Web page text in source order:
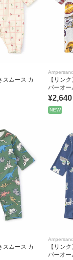
スムース カ
Ampersand
【リン
バーオー
¥2,640
NEW
スムース カ
Ampersand
【リン
バーオー